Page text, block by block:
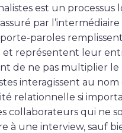
est un processus
par
paroles
et représentent leur
de ne pas multiplier le
interagissent au
relationnelle si
collaborateurs qui ne
à une interview, sauf